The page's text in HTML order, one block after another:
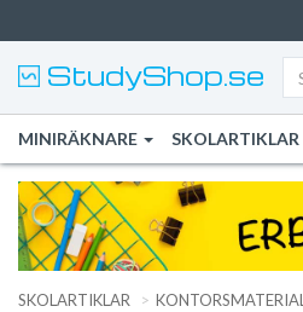
StudyShop.se
MINIRÄKNARE SKOLARTIKLAR
SKOLARTIKLAR KONTORSMATERIAL